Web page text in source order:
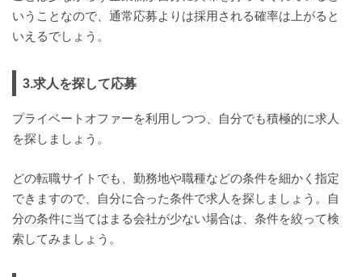
いうことなので、通常応募よりは採用される確率は上がると
いえるでしょう。
3.求人を探して応募
プライベートオファーを利用しつつ、自分でも積極的に求人
を探しましょう。
どの転職サイトでも、勤務地や職種などの条件を細かく指定
できますので、自分に合った条件で求人を探しましょう。自
分の条件に当てはまる会社が少ない場合は、条件を絞って検
索してみましょう。